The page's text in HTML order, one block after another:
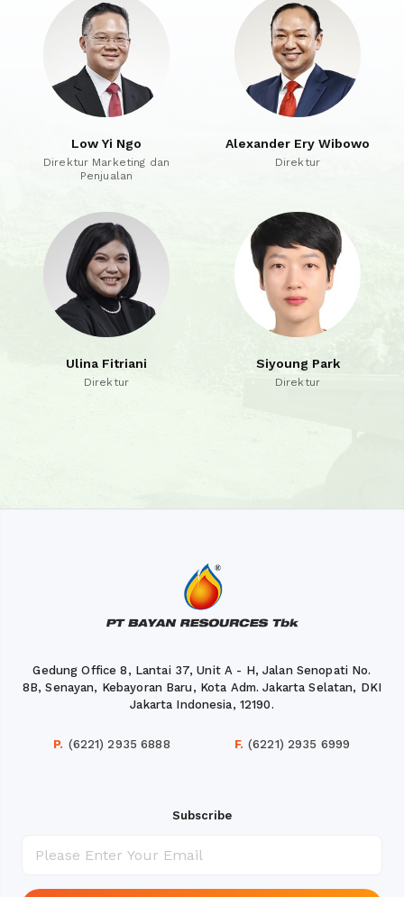
Low Yi Ngo
Direktur Marketing dan
Penjualan
Alexander Ery Wibowo
Direktur
Ulina Fitriani
Direktur
Siyoung Park
Direktur
Gedung Office 8, Lantai 37, Unit A - H, Jalan Senopati No.
8B, Senayan, Kebayoran Baru, Kota Adm. Jakarta Selatan, DKI
Jakarta Indonesia, 12190.
P. (6221) 2935 6888 F. (6221) 2935 6999
Subscribe